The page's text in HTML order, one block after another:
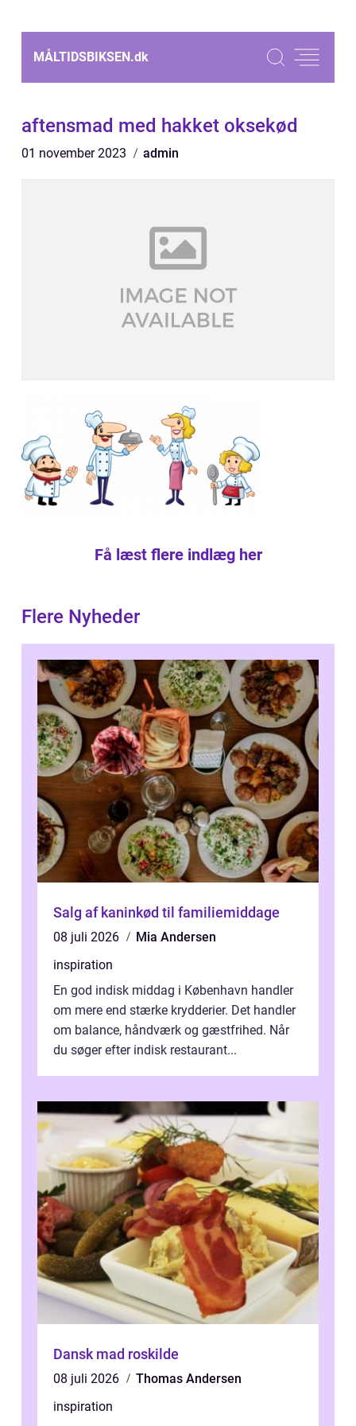
MÅLTIDSBIKSEN.dk
aftensmad med hakket oksekød
01 november 2023 admin
Få læst flere indlæg her
Flere Nyheder
Salg af kaninkød til familiemiddage
08 juli 2026
Mia Andersen
inspiration
En god indisk middag i København handler
om mere end stærke krydderier. Det handler
om balance, håndværk og gæstfrihed. Når
du søger efter indisk restaurant...
Dansk mad roskilde
08 juli 2026
Thomas Andersen
inspiration